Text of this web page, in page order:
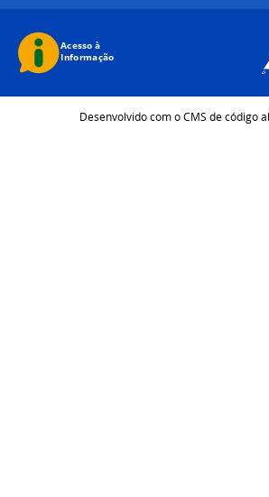
Desenvolvido com o CMS de código